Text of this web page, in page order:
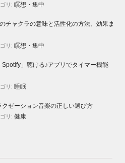
リ: 瞑想・集中
チャクラの意味と活性化の方法、効果ま
リ: 瞑想・集中
Spotify」聴ける♪アプリでタイマー機能
リ: 睡眠
クゼーション音楽の正しい選び方
リ: 健康